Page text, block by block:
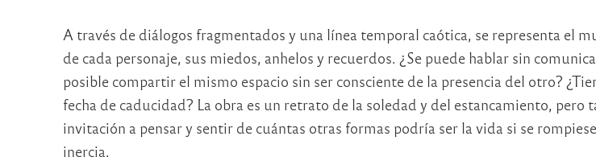
A través de diálogos fragmentados y una línea temporal caótica, se representa el
de cada personaje, sus miedos, anhelos y recuerdos. ¿Se puede hablar sin
posible compartir el mismo espacio sin ser consciente de la presencia del otro?
fecha de caducidad? La obra es un retrato de la soledad y del estancamiento, pero
invitación a pensar y sentir de cuántas otras formas podría ser la vida si se
inercia.